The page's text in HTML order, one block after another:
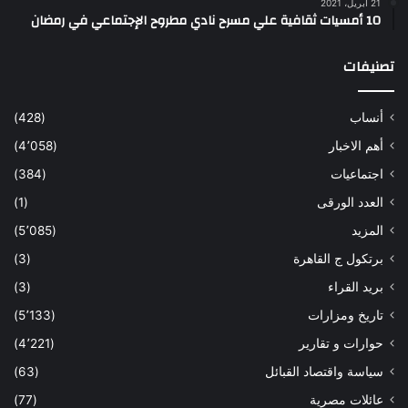
21 أبريل، 2021
10 أمسيات ثقافية علي مسرح نادي مطروح الإجتماعي في رمضان
تصنيفات
أنساب
(428)
أهم الاخبار
(4٬058)
اجتماعيات
(384)
العدد الورقى
(1)
المزيد
(5٬085)
برتكول ج القاهرة
(3)
بريد القراء
(3)
تاريخ ومزارات
(5٬133)
حوارات و تقارير
(4٬221)
سياسة واقتصاد القبائل
(63)
عائلات مصرية
(77)